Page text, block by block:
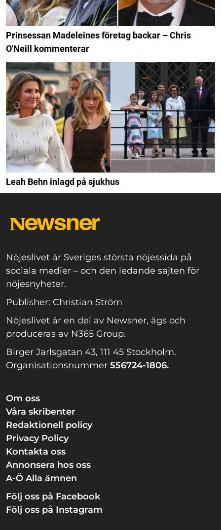
Prinsessan Madeleines företag backar – Chris
O'Neill kommenterar
Leah Behn inlagd på sjukhus
Nöjeslivet är Sveriges största nöjessida på
sociala medier – och den ledande sajten för
nöjesnyheter.
Publisher: Christian Ström
Nöjeslivet är en del av Newsner, ägs och
produceras av N365 Group.
Birger Jarlsgatan 43, 111 45 Stockholm.
Organisationsnummer 556724-1806.
Om oss
Våra skribenter
Redaktionell policy
Privacy Policy
Kontakta oss
Annonsera hos oss
A-Ö Alla ämnen
Följ oss på Facebook
Följ oss på Instagram